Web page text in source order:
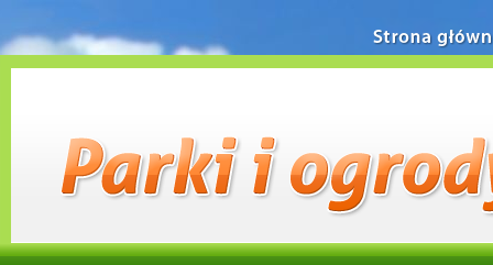
Strona główna